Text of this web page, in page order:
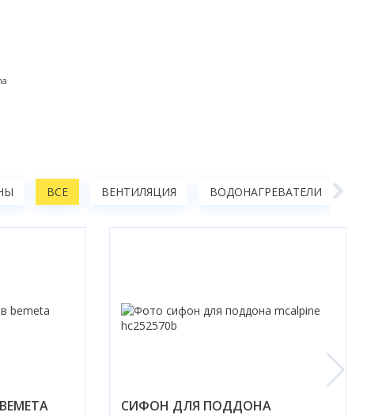
ВСЕ ВЕНТИЛЯЦИЯ ВОДОНАГРЕВАТЕЛИ
СИФОН ДЛЯ ПОДДОНА